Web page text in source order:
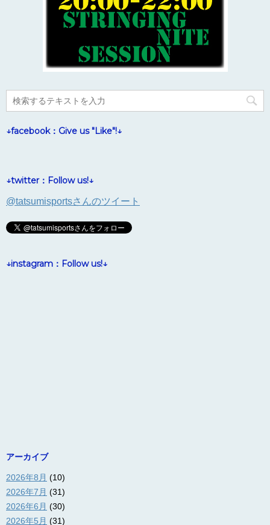
↓facebook：Give us "Like"!↓
↓twitter：Follow us!↓
@tatsumisportsさんのツイート
↓instagram：Follow us!↓
アーカイブ
2026年8月 (10)
2026年7月 (31)
2026年6月 (30)
2026年5月 (31)